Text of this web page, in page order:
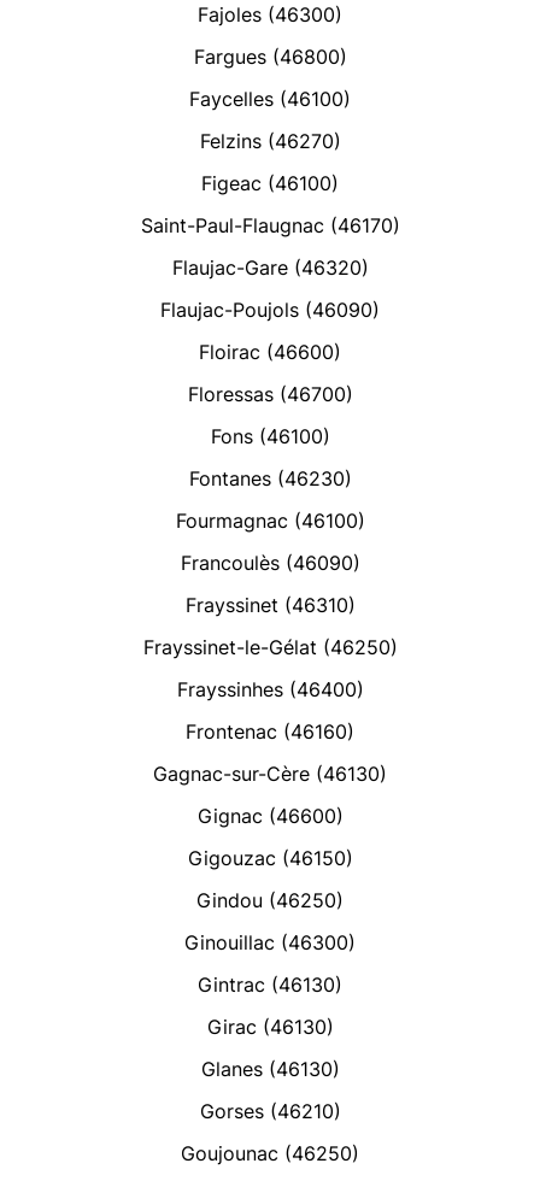
Fajoles (46300)
Fargues (46800)
Faycelles (46100)
Felzins (46270)
Figeac (46100)
Saint-Paul-Flaugnac (46170)
Flaujac-Gare (46320)
Flaujac-Poujols (46090)
Floirac (46600)
Floressas (46700)
Fons (46100)
Fontanes (46230)
Fourmagnac (46100)
Francoulès (46090)
Frayssinet (46310)
Frayssinet-le-Gélat (46250)
Frayssinhes (46400)
Frontenac (46160)
Gagnac-sur-Cère (46130)
Gignac (46600)
Gigouzac (46150)
Gindou (46250)
Ginouillac (46300)
Gintrac (46130)
Girac (46130)
Glanes (46130)
Gorses (46210)
Goujounac (46250)